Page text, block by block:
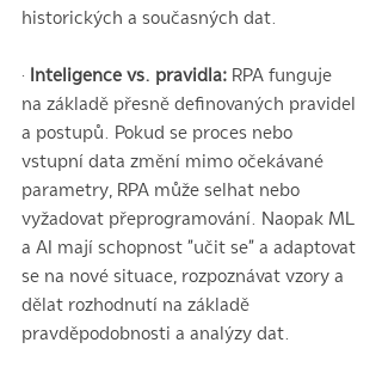
historických a současných dat.
· Inteligence vs. pravidla: RPA funguje
na základě přesně definovaných pravidel
a postupů. Pokud se proces nebo
vstupní data změní mimo očekávané
parametry, RPA může selhat nebo
vyžadovat přeprogramování. Naopak ML
a AI mají schopnost "učit se" a adaptovat
se na nové situace, rozpoznávat vzory a
dělat rozhodnutí na základě
pravděpodobnosti a analýzy dat.